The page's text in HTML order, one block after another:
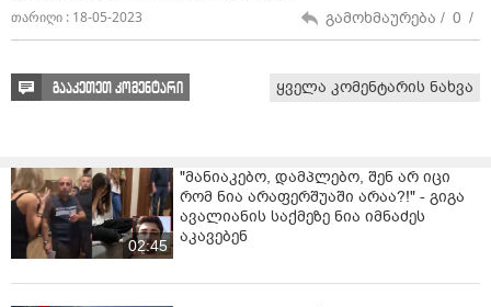
თარიღი : 18-05-2023 გამოხმაურება / 0 /
გააკეთეთ კომენტარი ყველა კომენტარის ნახვა
02:45
"მანიაკებო, დამპლებო, შენ არ იცი
რომ ნია არაფერშუაში არაა?!" - გიგა
ავალიანის საქმეზე ნია იმნაძეს
აკავებენ